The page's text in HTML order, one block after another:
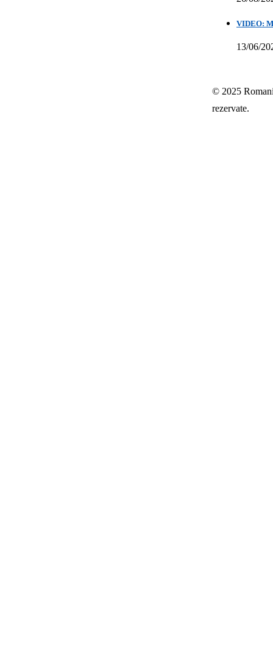
VIDEO:
13/06/
© 2025
rezervate.